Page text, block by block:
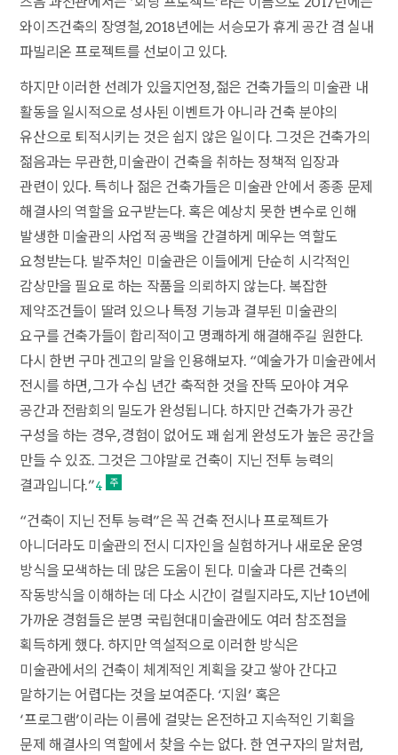
와이즈건축의 장영철, 2018년에는 서승모가 휴게 공간 겸 실내
파빌리온 프로젝트를 선보이고 있다.
하지만 이러한 선례가 있을지언정, 젊은 건축가들의 미술관 내
활동을 일시적으로 성사된 이벤트가 아니라 건축 분야의
유산으로 퇴적시키는 것은 쉽지 않은 일이다. 그것은 건축가의
젊음과는 무관한, 미술관이 건축을 취하는 정책적 입장과
관련이 있다. 특히나 젊은 건축가들은 미술관 안에서 종종 문제
해결사의 역할을 요구받는다. 혹은 예상치 못한 변수로 인해
발생한 미술관의 사업적 공백을 간결하게 메우는 역할도
요청받는다. 발주처인 미술관은 이들에게 단순히 시각적인
감상만을 필요로 하는 작품을 의뢰하지 않는다. 복잡한
제약조건들이 딸려 있으나 특정 기능과 결부된 미술관의
요구를 건축가들이 합리적이고 명쾌하게 해결해주길 원한다.
다시 한번 구마 겐고의 말을 인용해보자. “예술가가 미술관에서
전시를 하면, 그가 수십 년간 축적한 것을 잔뜩 모아야 겨우
공간과 전람회의 밀도가 완성됩니다. 하지만 건축가가 공간
구성을 하는 경우, 경험이 없어도 꽤 쉽게 완성도가 높은 공간을
만들 수 있죠. 그것은 그야말로 건축이 지닌 전투 능력의
결과입니다.”4
“건축이 지닌 전투 능력”은 꼭 건축 전시나 프로젝트가
아니더라도 미술관의 전시 디자인을 실험하거나 새로운 운영
방식을 모색하는 데 많은 도움이 된다. 미술과 다른 건축의
작동방식을 이해하는 데 다소 시간이 걸릴지라도, 지난 10년에
가까운 경험들은 분명 국립현대미술관에도 여러 참조점을
획득하게 했다. 하지만 역설적으로 이러한 방식은
미술관에서의 건축이 체계적인 계획을 갖고 쌓아 간다고
말하기는 어렵다는 것을 보여준다. ‘지원’ 혹은
‘프로그램’이라는 이름에 걸맞는 온전하고 지속적인 기획을
문제 해결사의 역할에서 찾을 수는 없다. 한 연구자의 말처럼,